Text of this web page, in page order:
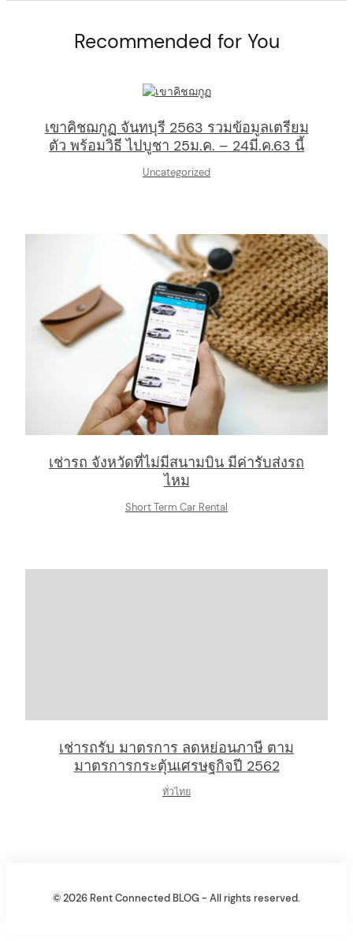
Recommended for You
เขาคิชฌกูฏ จันทบุรี 2563 รวมข้อมูลเตรียม
ตัว พร้อมวิธี ไปบูชา 25ม.ค. – 24มี.ค.63 นี้
Uncategorized
เช่ารถ จังหวัดที่ไม่มีสนามบิน มีค่ารับส่งรถ
ไหม
Short Term Car Rental
เช่ารถรับ มาตรการ ลดหย่อนภาษี ตาม
มาตรการกระตุ้นเศรษฐกิจปี 2562
ทั่วไทย
© 2026 Rent Connected BLOG - All rights reserved.